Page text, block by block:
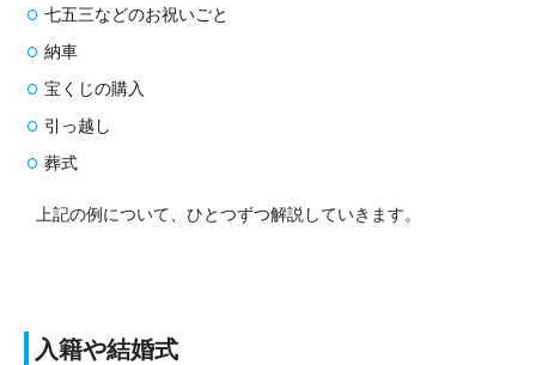
七五三などのお祝いごと
納車
宝くじの購入
引っ越し
葬式
上記の例について、ひとつずつ解説していきます。
入籍や結婚式